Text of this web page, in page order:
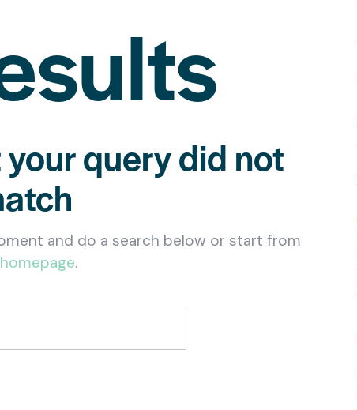
query did not
and do a search below or start from
.